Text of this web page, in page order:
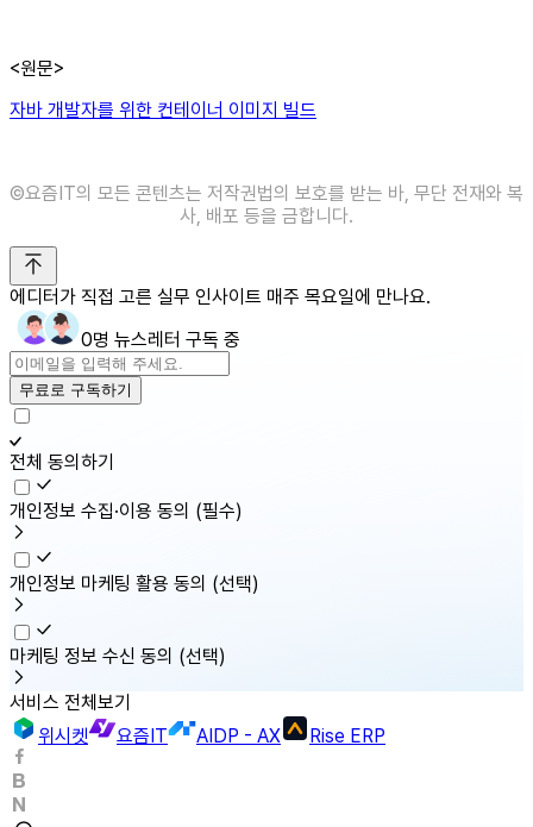
<원문>
자바 개발자를 위한 컨테이너 이미지 빌드
©️요즘IT의 모든 콘텐츠는 저작권법의 보호를 받는 바, 무단 전재와 복
사, 배포 등을 금합니다.
에디터가 직접 고른 실무 인사이트 매주 목요일에 만나요.
0명 뉴스레터 구독 중
무료로 구독하기
전체 동의하기
개인정보 수집·이용 동의 (필수)
개인정보 마케팅 활용 동의 (선택)
마케팅 정보 수신 동의 (선택)
서비스 전체보기
위시켓
요즘IT AIDP - AX Rise ERP